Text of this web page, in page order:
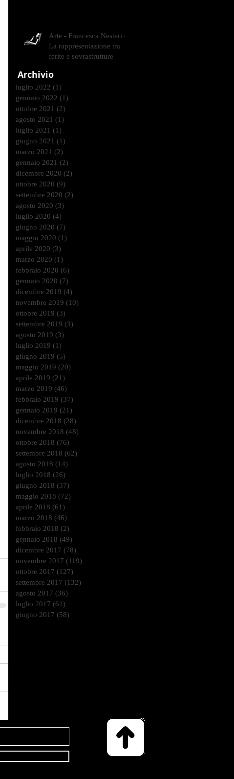
Arte - Francesca Nesteri -
La rappresentazione tra
ferite e sovrastrutture
Archivio
luglio 2022 (1)
gennaio 2022 (1)
ottobre 2021 (2)
agosto 2021 (1)
luglio 2021 (1)
giugno 2021 (1)
marzo 2021 (2)
gennaio 2021 (2)
dicembre 2020 (2)
ottobre 2020 (9)
settembre 2020 (2)
agosto 2020 (3)
luglio 2020 (4)
giugno 2020 (7)
maggio 2020 (1)
aprile 2020 (3)
marzo 2020 (1)
febbraio 2020 (6)
gennaio 2020 (7)
dicembre 2019 (4)
novembre 2019 (10)
ottobre 2019 (3)
settembre 2019 (3)
agosto 2019 (3)
luglio 2019 (1)
giugno 2019 (5)
maggio 2019 (20)
aprile 2019 (21)
marzo 2019 (46)
febbraio 2019 (37)
gennaio 2019 (21)
dicembre 2018 (28)
novembre 2018 (48)
ottobre 2018 (76)
settembre 2018 (62)
agosto 2018 (14)
luglio 2018 (26)
giugno 2018 (37)
maggio 2018 (72)
aprile 2018 (61)
marzo 2018 (46)
febbraio 2018 (2)
gennaio 2018 (49)
dicembre 2017 (78)
novembre 2017 (119)
ottobre 2017 (127)
settembre 2017 (132)
agosto 2017 (36)
luglio 2017 (61)
giugno 2017 (58)